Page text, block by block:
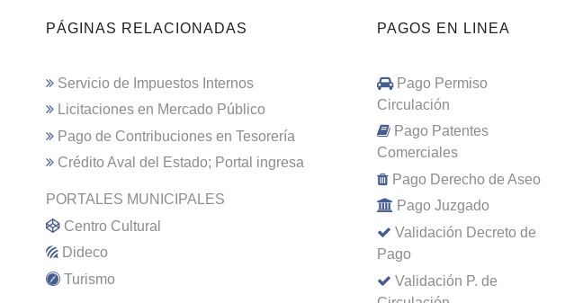
PÁGINAS RELACIONADAS
Servicio de Impuestos Internos
Licitaciones en Mercado Público
Pago de Contribuciones en Tesorería
Crédito Aval del Estado; Portal ingresa
PORTALES MUNICIPALES
Centro Cultural
Dideco
Turismo
PAGOS EN LINEA
Pago Permiso
Circulación
Pago Patentes
Comerciales
Pago Derecho de Aseo
Pago Juzgado
Validación Decreto de
Pago
Validación P. de